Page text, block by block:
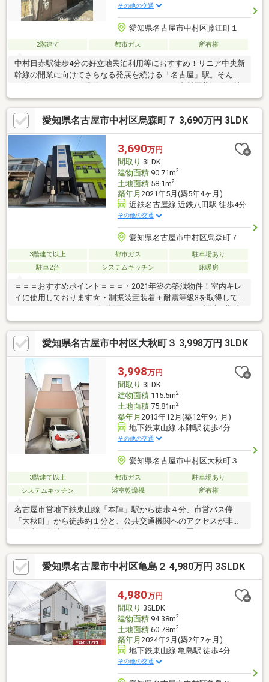
その他の交通
愛知県名古屋市中村区藤江町１
2階建て 都市ガス 所有権
中村日赤駅徒歩4分の好立地民泊利用等におすすめ！リニア中央新
幹線の開業に向けてさらなる発展を続ける「名古屋」駅。そんな
力です。〈アクセス〉名古屋市営地下鉄「中村日赤」駅：徒歩4分
名古屋市営地下鉄東山線「本陣」駅：徒歩7分名古屋市営地下鉄東
山線「中村公園」駅：徒歩13分〈周辺環境〉ピアゴ中村店…距離
約660m(徒歩9分)スギドラッグ大門店・・・距離約480m(徒歩6分)
ミニストップ中村日赤前店…距離約150m(徒歩2分)高田内科クリニ
ック…距離約920m(徒歩4分)上ノ宮公園…距離約280m(徒歩4分)
愛知県名古屋市中村区烏森町７ 3,690万円 3LDK
3,690万円
間取り 3LDK
建物面積90.71m2
土地面積58.1m2
築年月 2021年5月(築5年4ヶ月)
近鉄名古屋線 近鉄八田駅 徒歩4分
その他の交通
愛知県名古屋市中村区烏森町７
3階建て以上 都市ガス
駐車場あり
駐車2台
システムキッチン 床暖房
＝＝＝おすすめポイント＝＝＝・2021年築の築浅物件！室内キレ
イに使用しております☆・制振装置装着＋耐震等級3を取得して
できます☆床暖房・浴室暖房乾燥機も完備◎・雨の日も濡れずに
乗り降りできる車庫付き！・1階に水回りと洋室があるレイアウ
ト。階段をあまり使わずに生活していただくことも可能です！・
リビング収納、WICなど収納充実☆＝＝＝周辺環境＝＝＝・近鉄
名古屋線「近鉄八田」駅 徒歩約4分・地下鉄東山線「八田」駅
徒歩約5分・JR関西本線「八田」駅 徒歩約6分・あおなみ線「小
本」駅 徒歩約6分・柳小学校 徒歩約8分
愛知県名古屋市中村区大秋町３ 3,998万円 3LDK
3,998万円
間取り 3LDK
建物面積115.5m2
土地面積75.81m2
築年月 2013年12月(築12年9ヶ月)
地下鉄東山線 本陣駅 徒歩4分
その他の交通
愛知県名古屋市中村区大秋町３
3階建て以上 都市ガス
駐車場あり
システムキッチン
浴室乾燥機 所有権
名古屋市営地下鉄東山線「本陣」駅から徒歩４分、市営バス停
「大秋町」から徒歩約１分と、公共交通機関へのアクセスが非常
オンモール ナゴヤノリタケガーデンまでは約１．７７ｋｍと生活
の利便性が高い環境です。南・北の２面バルコニーで風通しが良
く、南向きの庭はガーデニングや家庭菜園、ちょっとしたアウト
ドアスペースとして活用可能です。さらに庭には立水栓があり、
お手入れにも適しています。駐車スペースは屋根付きで幅4095ｍ
ｍ、奥行4340ｍｍ、サイズが大きめの車も駐車可能です。
愛知県名古屋市中村区亀島２ 4,980万円 3SLDK
4,980万円
間取り 3SLDK
建物面積94.38m2
土地面積60.78m2
築年月 2024年2月(築2年7ヶ月)
地下鉄東山線 亀島駅 徒歩4分
その他の交通